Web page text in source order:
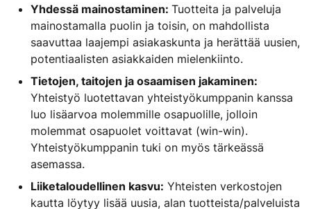
Yhdessä mainostaminen: Tuotteita ja palveluja
mainostamalla puolin ja toisin, on mahdollista
saavuttaa laajempi asiakaskunta ja herättää uusien,
potentiaalisten asiakkaiden mielenkiinto.
Tietojen, taitojen ja osaamisen jakaminen:
Yhteistyö luotettavan yhteistyökumppanin kanssa
luo lisäarvoa molemmille osapuolille, jolloin
molemmat osapuolet voittavat (win-win).
Yhteistyökumppanin tuki on myös tärkeässä
asemassa.
Liiketaloudellinen kasvu: Yhteisten verkostojen
kautta löytyy lisää uusia, alan tuotteista/palveluista